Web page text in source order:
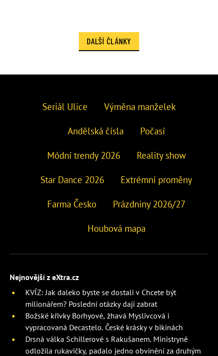
DALŠÍ ČLÁNKY
Seriál Ulice Výměna manželek
Andělská čísla Počasí
Módní trendy 2026 Reality show
Star Dance 2026 Extrémní proměny
Farma Česko Prázdniny 2026/27
Houbová mapa
Nejnovější z eXtra.cz
KVÍZ: Jak daleko byste se dostali v Chcete být
milionářem? Poslední otázky dají zabrat
Božské křivky Borhyové, žhavá Myslivcová i
vypracovaná Decastelo. České krásky v bikinách
Drsná válka Schillerové s Rakušanem. Ministryně
odložila rukavičky, padalo jedno obvinění za druhým